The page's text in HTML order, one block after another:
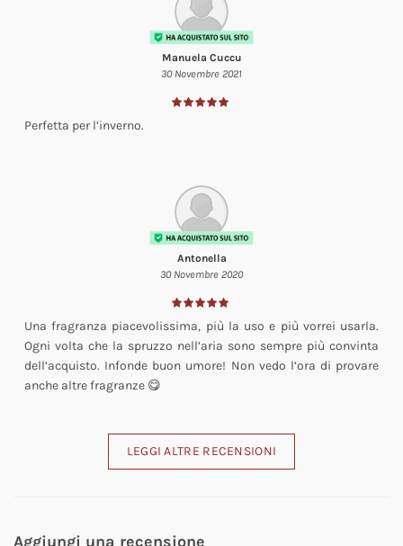
Manuela Cuccu
30 Novembre 2021
Perfetta per l’inverno.
Antonella
30 Novembre 2020
Una fragranza piacevolissima, più la uso e più vorrei usarla.
Ogni volta che la spruzzo nell’aria sono sempre più convinta
dell’acquisto. Infonde buon umore! Non vedo l’ora di provare
anche altre fragranze 😋
LEGGI ALTRE RECENSIONI
Aggiungi una recensione